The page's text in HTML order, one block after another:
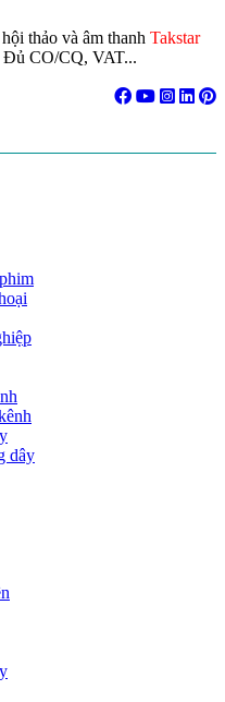
thảo và âm thanh Takstar
Đủ CO/CQ, VAT...
dây